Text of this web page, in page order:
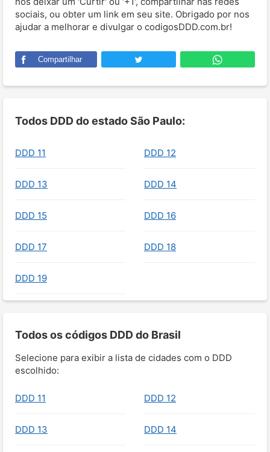
sociais, ou obter um link em seu site. Obrigado por nos
ajudar a melhorar e divulgar o codigosDDD.com.br!
Compartilhar
Todos DDD do estado São Paulo:
DDD 11 DDD 12
DDD 13 DDD 14
DDD 15 DDD 16
DDD 17 DDD 18
DDD 19
Todos os códigos DDD do Brasil
Selecione para exibir a lista de cidades com o DDD
escolhido:
DDD 11 DDD 12
DDD 13 DDD 14